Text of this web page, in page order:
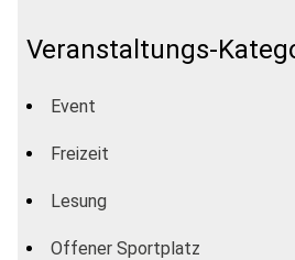
Veranstaltungs-
Event
Freizeit
Lesung
Offener Sportplatz